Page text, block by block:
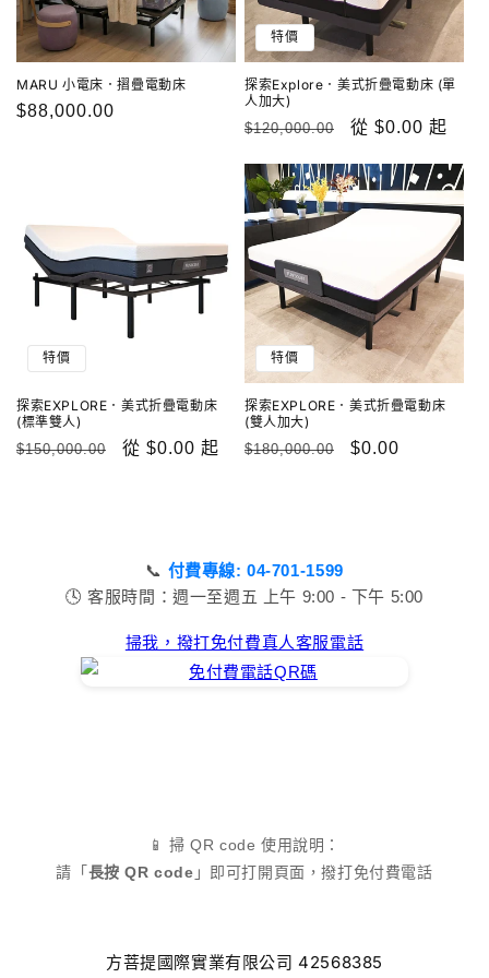
MARU 小電床．摺疊電動床
定
$88,000.00
特價
探索Explore．美式折疊電動床 (單
人加大)
定
$120,000.00
售
從 $0.00 起
特價
探索EXPLORE．美式折疊電動床
(標準雙人)
定
$150,000.00
售
從 $0.00 起
特價
探索EXPLORE．美式折疊電動床
(雙人加大)
定
$180,000.00
售
$0.00
📞 付費專線: 04-701-1599
🕓 客服時間：週一至週五 上午 9:00 - 下午 5:00
掃我，撥打免付費真人客服電話
📱 掃 QR code 使用說明：
請「 長按 QR code 」即可打開頁面，撥打免付費電話
方菩提國際實業有限公司 42568385